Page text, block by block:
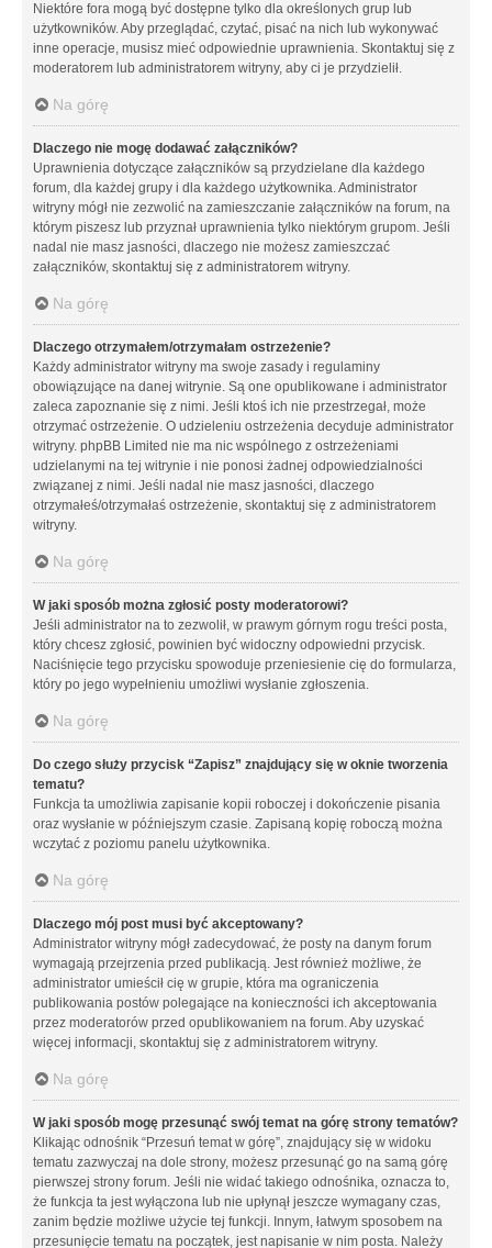
Niektóre fora mogą być dostępne tylko dla określonych grup lub
użytkowników. Aby przeglądać, czytać, pisać na nich lub wykonywać
inne operacje, musisz mieć odpowiednie uprawnienia. Skontaktuj się z
moderatorem lub administratorem witryny, aby ci je przydzielił.
Na górę
Dlaczego nie mogę dodawać załączników?
Uprawnienia dotyczące załączników są przydzielane dla każdego
forum, dla każdej grupy i dla każdego użytkownika. Administrator
witryny mógł nie zezwolić na zamieszczanie załączników na forum, na
którym piszesz lub przyznał uprawnienia tylko niektórym grupom. Jeśli
nadal nie masz jasności, dlaczego nie możesz zamieszczać
załączników, skontaktuj się z administratorem witryny.
Na górę
Dlaczego otrzymałem/otrzymałam ostrzeżenie?
Każdy administrator witryny ma swoje zasady i regulaminy
obowiązujące na danej witrynie. Są one opublikowane i administrator
zaleca zapoznanie się z nimi. Jeśli ktoś ich nie przestrzegał, może
otrzymać ostrzeżenie. O udzieleniu ostrzeżenia decyduje administrator
witryny. phpBB Limited nie ma nic wspólnego z ostrzeżeniami
udzielanymi na tej witrynie i nie ponosi żadnej odpowiedzialności
związanej z nimi. Jeśli nadal nie masz jasności, dlaczego
otrzymałeś/otrzymałaś ostrzeżenie, skontaktuj się z administratorem
witryny.
Na górę
W jaki sposób można zgłosić posty moderatorowi?
Jeśli administrator na to zezwolił, w prawym górnym rogu treści posta,
który chcesz zgłosić, powinien być widoczny odpowiedni przycisk.
Naciśnięcie tego przycisku spowoduje przeniesienie cię do formularza,
który po jego wypełnieniu umożliwi wysłanie zgłoszenia.
Na górę
Do czego służy przycisk “Zapisz” znajdujący się w oknie tworzenia
tematu?
Funkcja ta umożliwia zapisanie kopii roboczej i dokończenie pisania
oraz wysłanie w późniejszym czasie. Zapisaną kopię roboczą można
wczytać z poziomu panelu użytkownika.
Na górę
Dlaczego mój post musi być akceptowany?
Administrator witryny mógł zadecydować, że posty na danym forum
wymagają przejrzenia przed publikacją. Jest również możliwe, że
administrator umieścił cię w grupie, która ma ograniczenia
publikowania postów polegające na konieczności ich akceptowania
przez moderatorów przed opublikowaniem na forum. Aby uzyskać
więcej informacji, skontaktuj się z administratorem witryny.
Na górę
W jaki sposób mogę przesunąć swój temat na górę strony tematów?
Klikając odnośnik “Przesuń temat w górę”, znajdujący się w widoku
tematu zazwyczaj na dole strony, możesz przesunąć go na samą górę
pierwszej strony forum. Jeśli nie widać takiego odnośnika, oznacza to,
że funkcja ta jest wyłączona lub nie upłynął jeszcze wymagany czas,
zanim będzie możliwe użycie tej funkcji. Innym, łatwym sposobem na
przesunięcie tematu na początek, jest napisanie w nim posta. Należy